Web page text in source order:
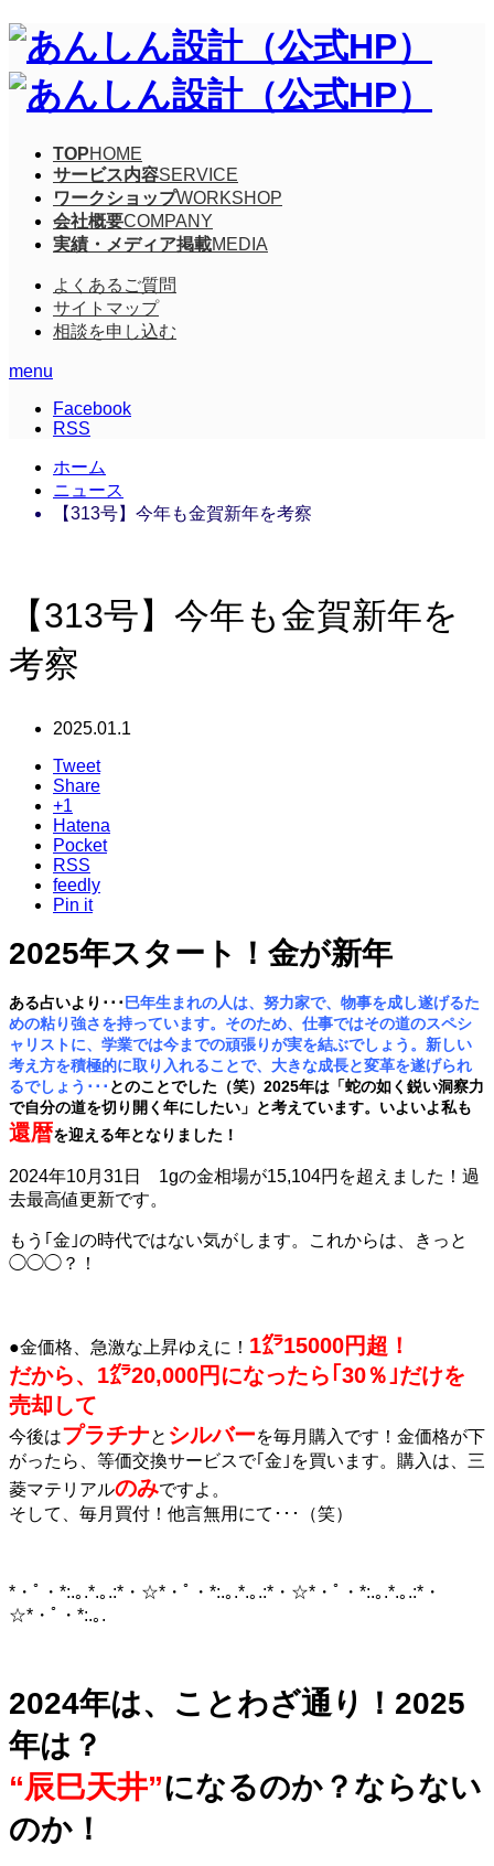
TOPHOME
サービス内容SERVICE
ワークショップWORKSHOP
会社概要COMPANY
実績・メディア掲載MEDIA
よくあるご質問
サイトマップ
相談を申し込む
menu
Facebook
RSS
ホーム
ニュース
【313号】今年も金賀新年を考察
【313号】今年も金賀新年を
考察
2025.01.1
Tweet
Share
+1
Hatena
Pocket
RSS
feedly
Pin it
2025年スタート！金が新年
ある占いより･･･ 巳年生まれの人は、努力家で、物事を成し遂げるた
めの粘り強さを持っています。そのため、仕事ではその道のスペシ
ャリストに、学業では今までの頑張りが実を結ぶでしょう。新しい
考え方を積極的に取り入れることで、大きな成長と変革を遂げられ
るでしょう･･･ とのことでした（笑）2025年は「蛇の如く鋭い洞察力
で自分の道を切り開く年にしたい」と考えています。いよいよ私も
還暦を迎える年となりました！
2024年10月31日 1gの金相場が15,104円を超えました！過
去最高値更新です。
もう｢金｣の時代ではない気がします。これからは、きっと
◯◯◯？！
●金価格、急激な上昇ゆえに！ 1㌘15000円超！
だから、1㌘20,000円になったら｢30％｣だけを
売却して
今後はプラチナと シルバーを毎月購入です！金価格が下
がったら、等価交換サービスで｢金｣を買います。購入は、三
菱マテリアルのみですよ。
そして、毎月買付！他言無用にて･･･（笑）
*・ﾟ・*:.｡.*.｡.:*・☆*・ﾟ・*:.｡.*.｡.:*・☆*・ﾟ・*:.｡.*.｡.:*・
☆*・ﾟ・*:.｡.
2024年は、ことわざ通り！2025
年は？
“辰巳天井”になるのか？ならない
のか！